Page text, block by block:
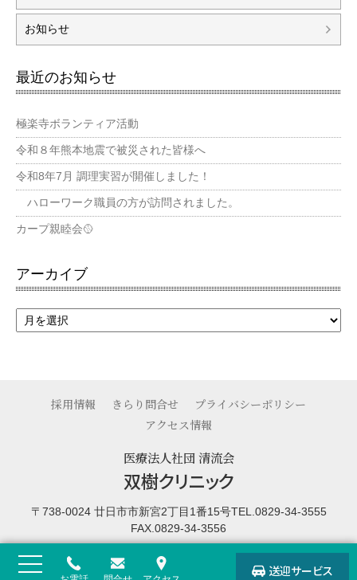
お知らせ
最近のお知らせ
極楽寺ボランティア活動
令和８年熊本地震で被災された皆様へ
令和8年7月 調理実習が開催しました！
ハローワーク職員の方が訪問されました。
カープ親睦会🥎
アーカイブ
採用情報 きらり問合せ
プライバシーポリシー
アクセス情報
医療法人社団 清流会
双樹クリニック
〒738-0024 廿日市市新宮2丁目1番15号TEL.0829-34-3555
FAX.0829-34-3556
送迎サービス